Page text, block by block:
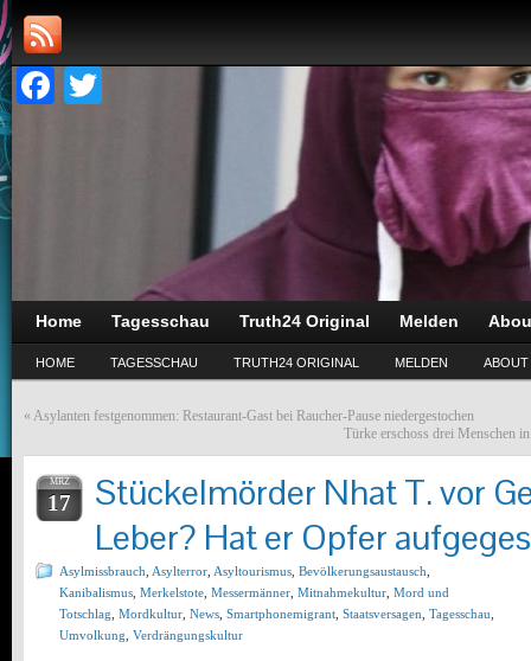
Facebook
Home Tagesschau Truth24 Original Melden
HOME TAGESSCHAU TRUTH24 ORIGINAL MELDEN ABOUT
« Asylanten festgenommen: Restaurant-Gast bei Raucher-Pause niedergestochen
Türke erschoss drei Menschen
MRZ
17
Stückelmörder Nhat T. vor
Leber? Hat er Opfer
Asylmissbrauch Asylterror Asyltourismus Bevölkerungsaustausch
Kanibalismus Merkelstote Messermänner Mitnahmekultur Mord und
Totschlag Mordkultur News Smartphonemigrant Staatsversagen Tagesschau
Umvolkung Verdrängungskultur